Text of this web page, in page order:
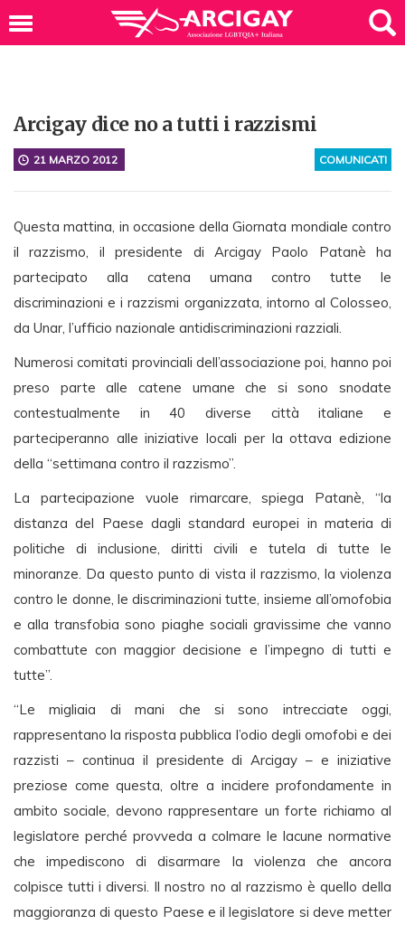
Arcigay dice no a tutti i razzismi
COMUNICATI
21 MARZO 2012
Questa mattina, in occasione della Giornata mondiale contro
il razzismo, il presidente di Arcigay Paolo Patanè ha
partecipato alla catena umana contro tutte le
discriminazioni e i razzismi organizzata, intorno al Colosseo,
da Unar, l’ufficio nazionale antidiscriminazioni razziali.
Numerosi comitati provinciali dell’associazione poi, hanno poi
preso parte alle catene umane che si sono snodate
contestualmente in 40 diverse città italiane e
parteciperanno alle iniziative locali per la ottava edizione
della “settimana contro il razzismo”.
La partecipazione vuole rimarcare, spiega Patanè, “la
distanza del Paese dagli standard europei in materia di
politiche di inclusione, diritti civili e tutela di tutte le
minoranze. Da questo punto di vista il razzismo, la violenza
contro le donne, le discriminazioni tutte, insieme all’omofobia
e alla transfobia sono piaghe sociali gravissime che vanno
combattute con maggior decisione e l’impegno di tutti e
tutte”.
“Le migliaia di mani che si sono intrecciate oggi,
rappresentano la risposta pubblica l’odio degli omofobi e dei
razzisti – continua il presidente di Arcigay – e iniziative
preziose come questa, oltre a incidere profondamente in
ambito sociale, devono rappresentare un forte richiamo al
legislatore perché provveda a colmare le lacune normative
che impediscono di disarmare la violenza che ancora
colpisce tutti i diversi. Il nostro no al razzismo è quello della
maggioranza di questo Paese e il legislatore si deve metter